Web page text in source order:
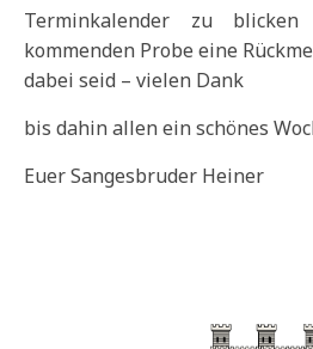
Terminkalender zu
kommenden Probe eine
dabei seid – vielen Dank
bis dahin allen ein schönes
Euer Sangesbruder Heiner